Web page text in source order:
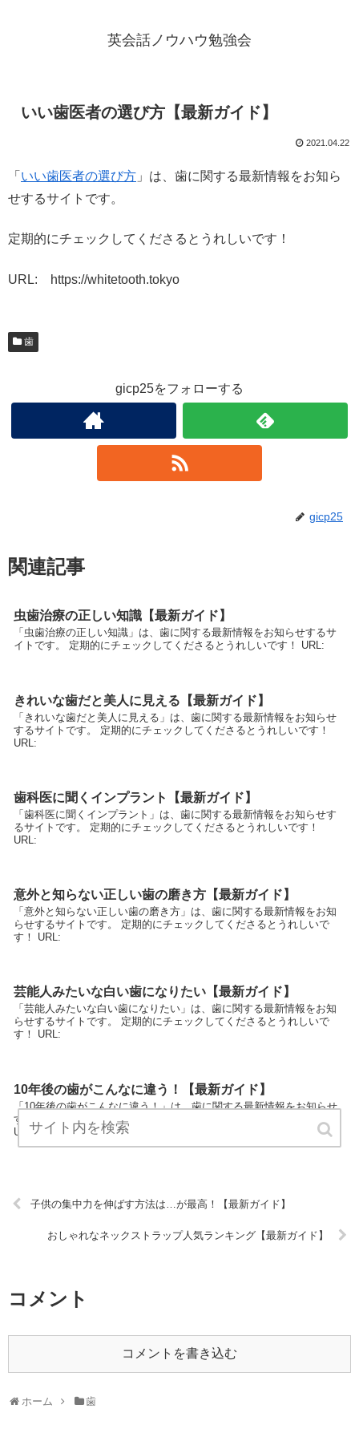
英会話ノウハウ勉強会
いい歯医者の選び方【最新ガイド】
2021.04.22
「 いい歯医者の選び方 」は、歯に関する最新情報をお知ら
せするサイトです。
定期的にチェックしてくださるとうれしいです！
URL: https://whitetooth.tokyo
歯
gicp25をフォローする
gicp25
関連記事
虫歯治療の正しい知識【最新ガイド】
「虫歯治療の正しい知識」は、歯に関する最新情報をお知らせするサ
イトです。 定期的にチェックしてくださるとうれしいです！ URL:
きれいな歯だと美人に見える【最新ガイド】
「きれいな歯だと美人に見える」は、歯に関する最新情報をお知らせ
するサイトです。 定期的にチェックしてくださるとうれしいです！
URL:
歯科医に聞くインプラント【最新ガイド】
「歯科医に聞くインプラント」は、歯に関する最新情報をお知らせす
るサイトです。 定期的にチェックしてくださるとうれしいです！
URL:
意外と知らない正しい歯の磨き方【最新ガイド】
「意外と知らない正しい歯の磨き方」は、歯に関する最新情報をお知
らせするサイトです。 定期的にチェックしてくださるとうれしいで
す！ URL:
芸能人みたいな白い歯になりたい【最新ガイド】
「芸能人みたいな白い歯になりたい」は、歯に関する最新情報をお知
らせするサイトです。 定期的にチェックしてくださるとうれしいで
す！ URL:
10年後の歯がこんなに違う！【最新ガイド】
「10年後の歯がこんなに違う！」は、歯に関する最新情報をお知らせ
するサイトです。 定期的にチェックしてくださるとうれしいです！
URL:
子供の集中力を伸ばす方法は…が最高！【最新ガイド】
おしゃれなネックストラップ人気ランキング【最新ガイド】
コメント
コメントを書き込む
ホーム 歯